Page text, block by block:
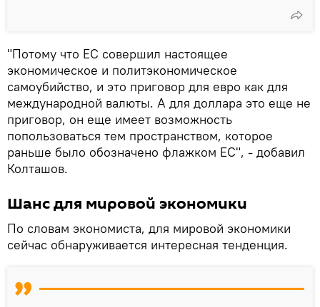
"Потому что ЕС совершил настоящее
экономическое и политэкономическое
самоубийство, и это приговор для евро как для
международной валюты. А для доллара это еще не
приговор, он еще имеет возможность
попользоваться тем пространством, которое
раньше было обозначено флажком ЕС", - добавил
Колташов.
Шанс для мировой экономики
По словам экономиста, для мировой экономики
сейчас обнаруживается интересная тенденция.